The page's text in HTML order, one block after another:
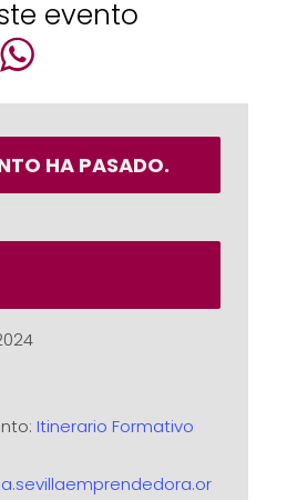
evento
HA PASADO.
Itinerario Formativo